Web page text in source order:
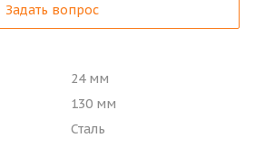
Задать вопрос
24 мм
130 мм
Сталь